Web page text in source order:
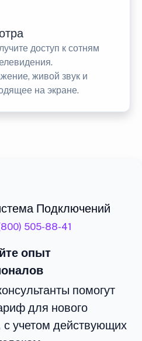
доступ к сотням
живой звук и
на экране.
Подключений
505-88-41
опыт
помогут
для нового
с учетом действующих